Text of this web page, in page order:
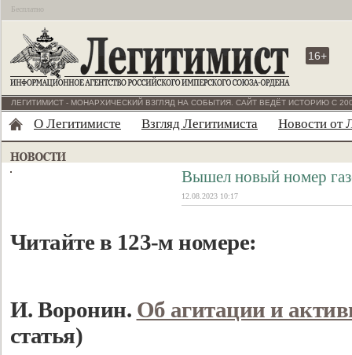
Бесплатно
16+
ЛЕГИТИМИСТ - МОНАРХИЧЕСКИЙ ВЗГЛЯД НА СОБЫТИЯ. САЙТ ВЕДЁТ ИСТОРИЮ С
О Легитимисте Взгляд Легитимиста Новости от
Вышел новый номер
12.08.2023 10:17
Читайте в 123-м номере:
И. Воронин. Об агитации и
статья)